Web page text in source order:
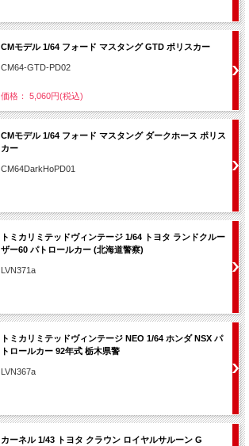
CMモデル 1/64 フォード マスタング GTD ポリスカー
CM64-GTD-PD02
価格： 5,060円(税込)
CMモデル 1/64 フォード マスタング ダークホース ポリス
カー
CM64DarkHoPD01
トミカリミテッドヴィンテージ 1/64 トヨタ ランドクルー
ザー60 パトロールカー (北海道警察)
LVN371a
トミカリミテッドヴィンテージ NEO 1/64 ホンダ NSX パ
トロールカー 92年式 栃木県警
LVN367a
カーネル 1/43 トヨタ クラウン ロイヤルサルーン G